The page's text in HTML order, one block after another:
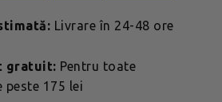
Livrare în 24-48 ore
gratuit: Pentru toate
peste 175 lei